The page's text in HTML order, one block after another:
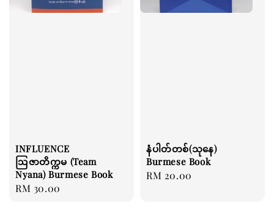
INFLUENCE
ဩဇာတိက္ကမ (Team
Nyana) Burmese Book
Regular
RM 30.00
နံပါတ်တစ်(သုနေ)
Burmese Book
Regular
RM 20.00